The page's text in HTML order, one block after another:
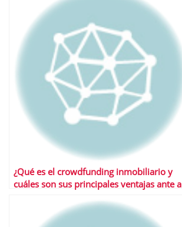
¿Qué es el crowdfunding inmobiliario y
cuáles son sus principales ventajas ante a